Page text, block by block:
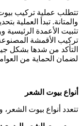
تتطلب عملية تركيب
والمتانة. تبدأ العملية
تثبيت الأعمدة الرئيسية
تركيب الأقمشة
التأكد من شدها بشكل
لضمان الحماية من
أنواع بيوت الشعر
تتعدد أنواع بيوت الشعر،